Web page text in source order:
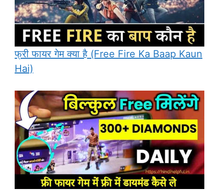
फ्री फायर गेम क्या है (Free Fire Ka Baap Kaun
Hai)